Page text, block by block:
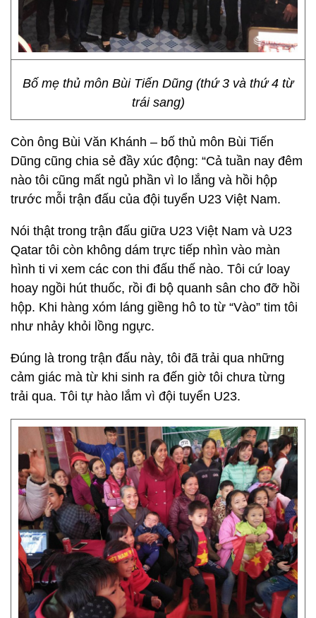
Bố mẹ thủ môn Bùi Tiến Dũng (thứ 3 và thứ 4 từ
trái sang)
Còn ông Bùi Văn Khánh – bố thủ môn Bùi Tiến
Dũng cũng chia sẻ đầy xúc động: “Cả tuần nay đêm
nào tôi cũng mất ngủ phần vì lo lắng và hồi hộp
trước mỗi trận đấu của đội tuyển U23 Việt Nam.
Nói thật trong trận đấu giữa U23 Việt Nam và U23
Qatar tôi còn không dám trực tiếp nhìn vào màn
hình ti vi xem các con thi đấu thế nào. Tôi cứ loay
hoay ngồi hút thuốc, rồi đi bộ quanh sân cho đỡ hồi
hộp. Khi hàng xóm láng giềng hô to từ “Vào” tim tôi
như nhảy khỏi lồng ngực.
Đúng là trong trận đấu này, tôi đã trải qua những
cảm giác mà từ khi sinh ra đến giờ tôi chưa từng
trải qua. Tôi tự hào lắm vì đội tuyển U23.